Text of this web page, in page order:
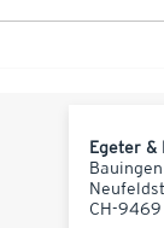
Egeter &
CH-